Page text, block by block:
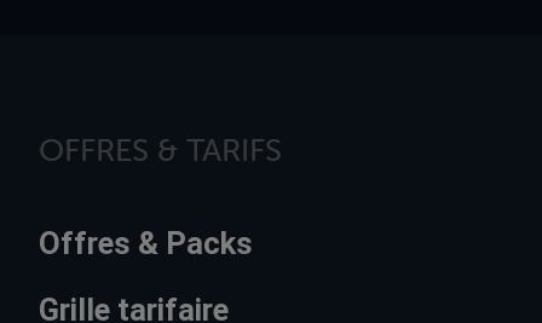
OFFRES & TARIFS
Offres & Packs
Grille tarifaire